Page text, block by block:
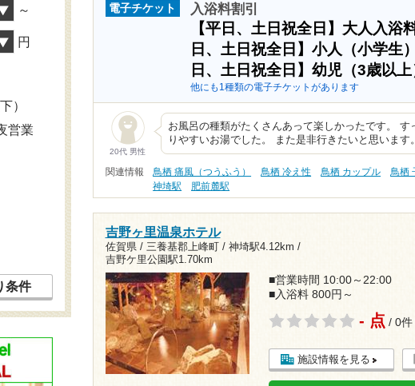
電子チケット 入浴料割引
【平日、土日祝全日】大人入浴
日、土日祝全日】小人（小学生
日、土日祝全日】幼児（3歳以
他にも1種類の電子チケットがあります
20代 男性
お風呂の種類がたくさんあって楽しかったです。
りやすいお湯でした。 また是非行きたいと思います。
関連情報 鳥栖 痛風（つうふう） 鳥栖 冷え性 鳥栖 カップル 鳥栖
神埼駅
肥前麓駅
吉野ヶ里温泉ホテル
佐賀県 / 三養基郡上峰町 / 神埼駅4.12km /
吉野ケ里公園駅1.70km
■営業時間 10:00～22:00
■入浴料 800円～
- 点 / 0件
施設情報を見る
～
円
）
営業
条件